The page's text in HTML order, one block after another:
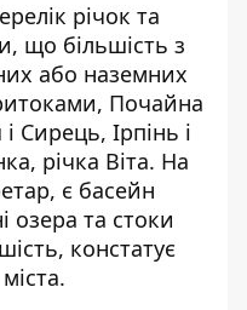
річок та
що більшість з
або наземних
Почайна
Сирець, Ірпінь і
річка Віта. На
є басейн
озера та стоки
констатує